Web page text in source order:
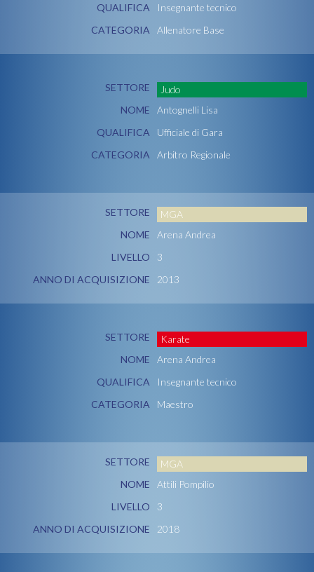
QUALIFICA
Insegnante tecnico
CATEGORIA
Allenatore Base
SETTORE
Judo
NOME
Antognelli Lisa
QUALIFICA
Ufficiale di Gara
CATEGORIA
Arbitro Regionale
SETTORE
MGA
NOME
Arena Andrea
LIVELLO
3
ANNO DI ACQUISIZIONE
2013
SETTORE
Karate
NOME
Arena Andrea
QUALIFICA
Insegnante tecnico
CATEGORIA
Maestro
SETTORE
MGA
NOME
Attili Pompilio
LIVELLO
3
ANNO DI ACQUISIZIONE
2018